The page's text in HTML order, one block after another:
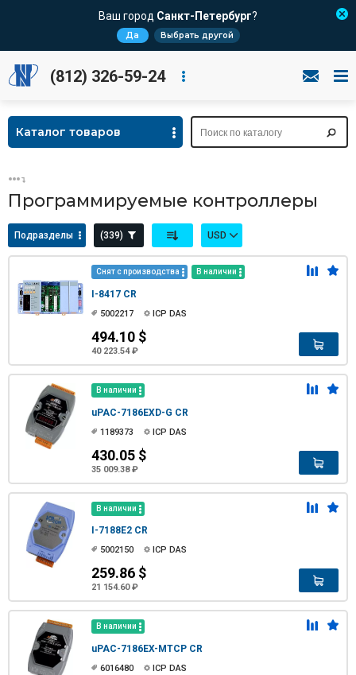
Ваш город Санкт-Петербург?
Да Выбрать другой
(812) 326-59-24
Каталог товаров
Программируемые контроллеры
Подразделы (339) USD
Снят с производства В наличии
I-8417 CR
5002217 ICP DAS
494.10 $
40 223.54 ₽
В наличии
uPAC-7186EXD-G CR
1189373 ICP DAS
430.05 $
35 009.38 ₽
В наличии
I-7188E2 CR
5002150 ICP DAS
259.86 $
21 154.60 ₽
В наличии
uPAC-7186EX-MTCP CR
6016480 ICP DAS